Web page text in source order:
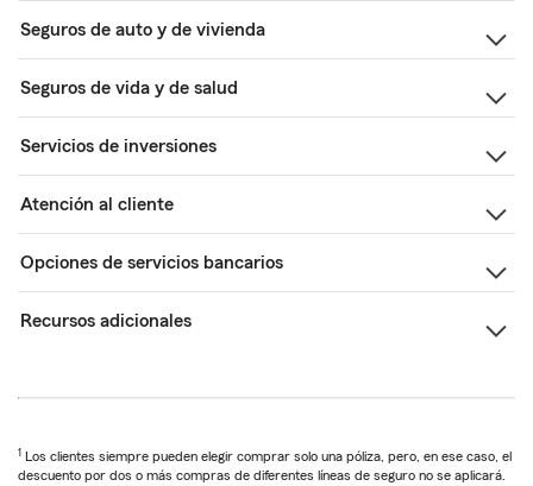
Seguros de auto y de vivienda
Seguros de vida y de salud
Servicios de inversiones
Atención al cliente
Opciones de servicios bancarios
Recursos adicionales
1 Los clientes siempre pueden elegir comprar solo una póliza, pero, en ese caso, el
descuento por dos o más compras de diferentes líneas de seguro no se aplicará.